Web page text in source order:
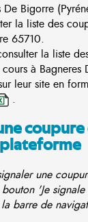
De Bigorre
la liste des
65710.
la liste
à
leur site en
.
une
'Je
barre de